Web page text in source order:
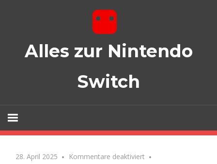
Alles zur Nintendo
Switch
28. April 2025 Kommentare deaktiviert für